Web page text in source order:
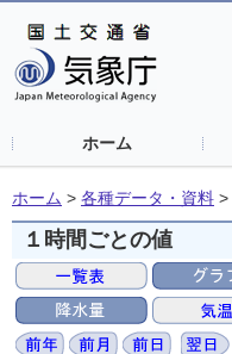
ホーム
ホーム > 各種データ・資料 >
１時間ごとの値